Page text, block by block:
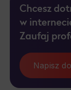
Chcesz
w
Zaufaj
Napisz